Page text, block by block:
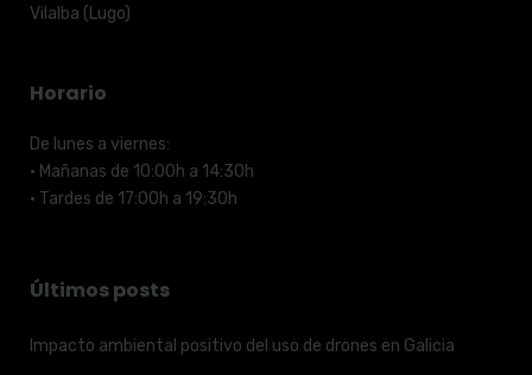
Vilalba (Lugo)
Horario
De lunes a viernes:
· Mañanas de 10:00h a 14:30h
· Tardes de 17:00h a 19:30h
Últimos posts
Impacto ambiental positivo del uso de drones en Galicia